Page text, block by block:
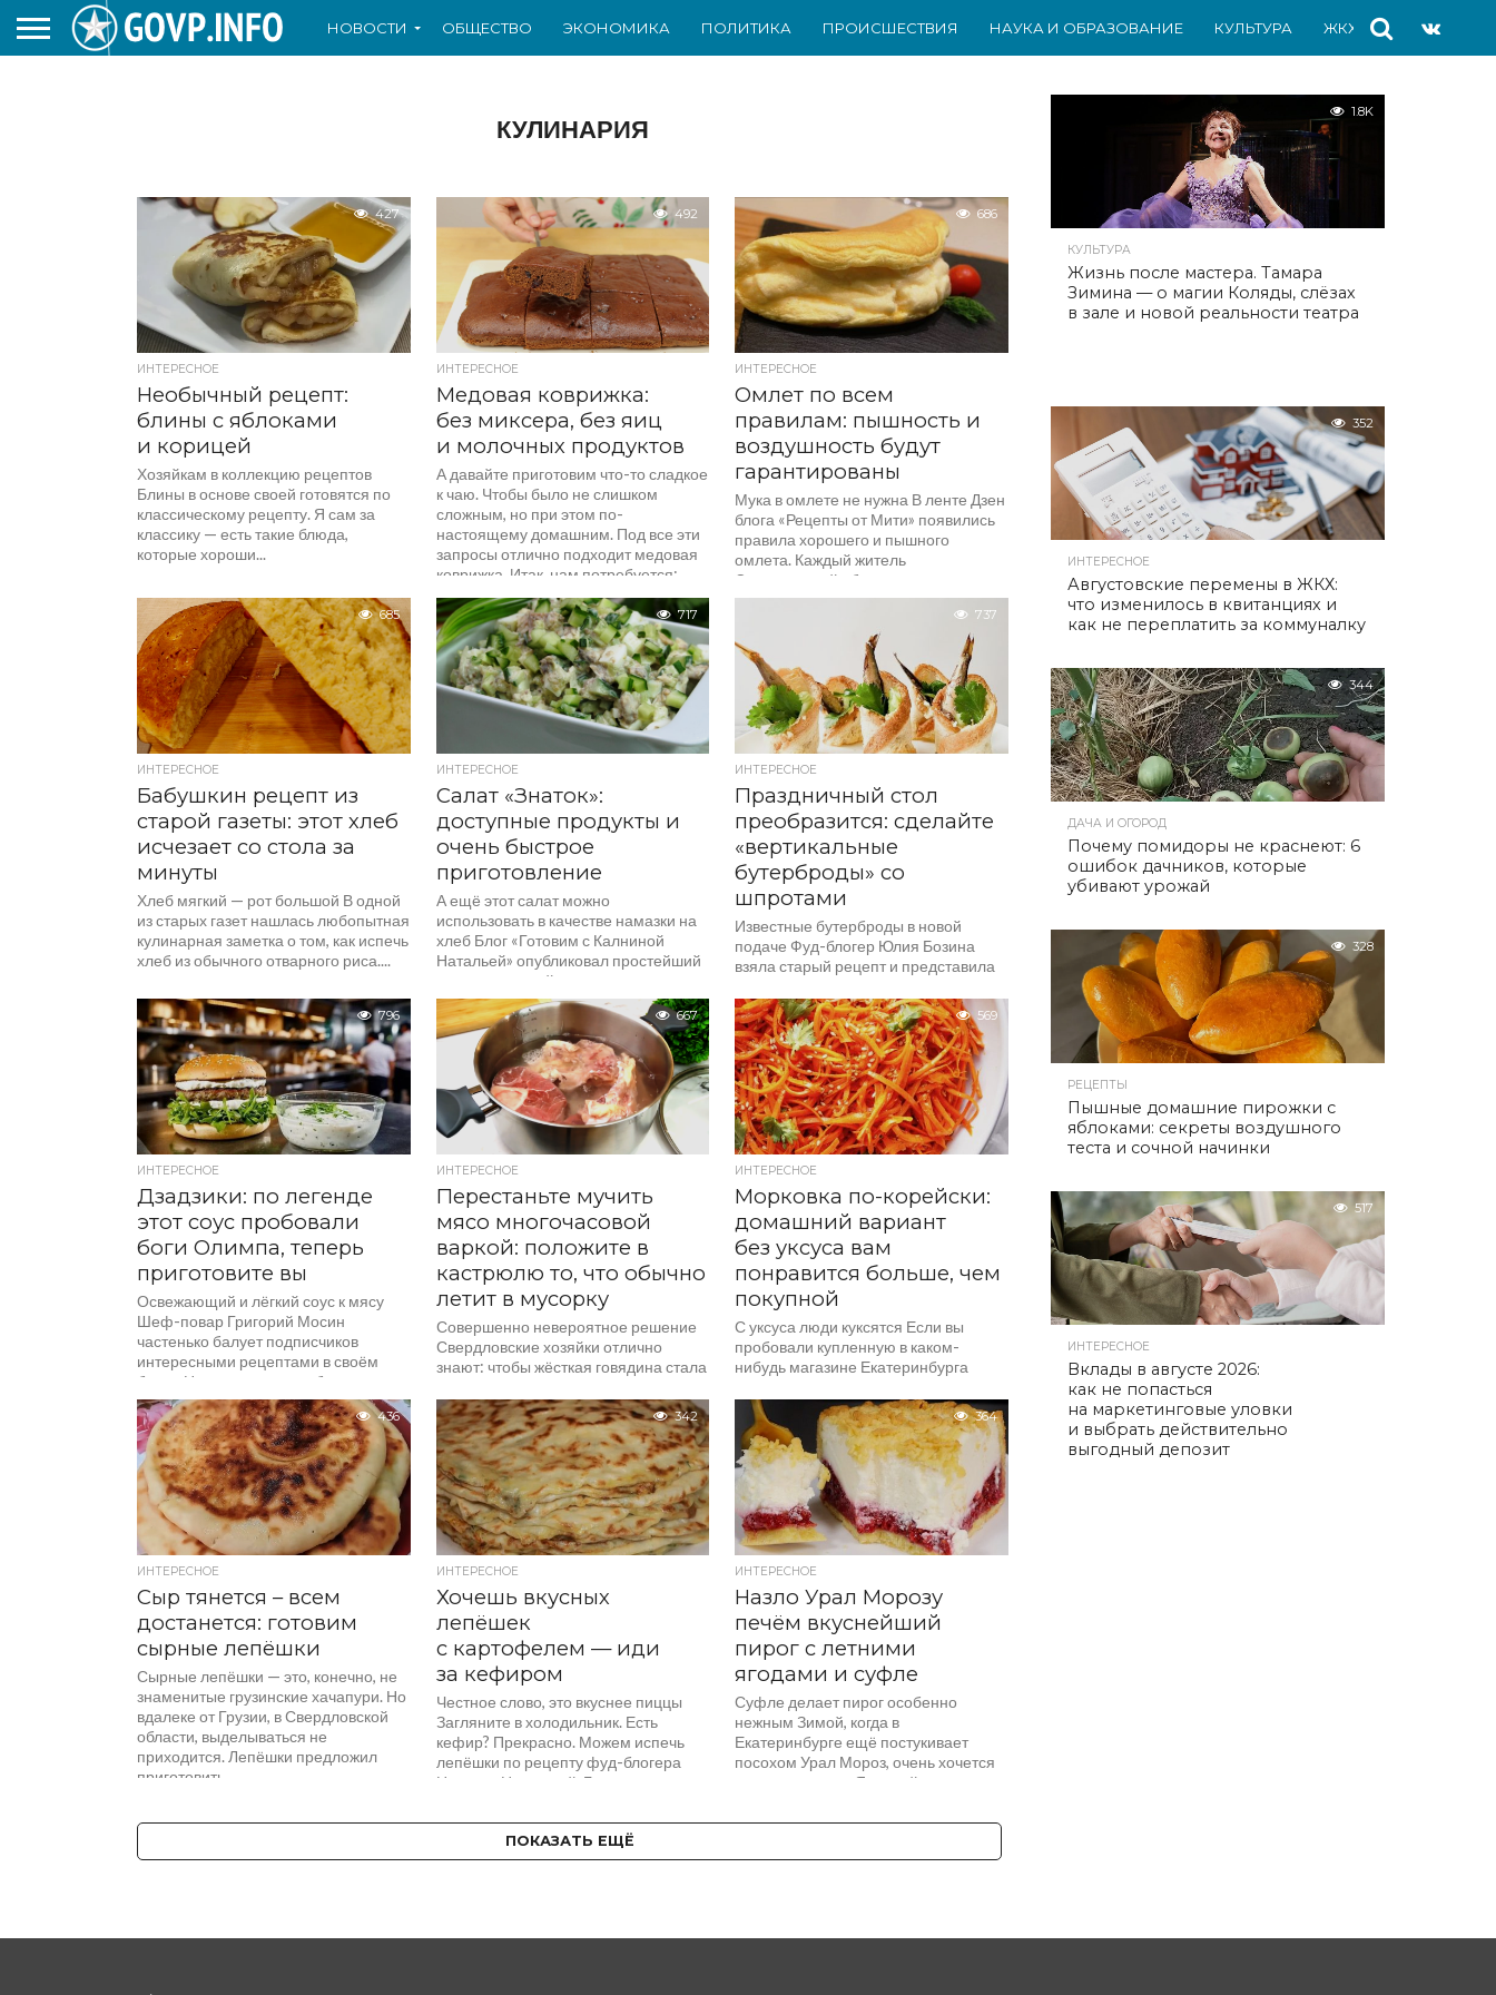
НОВОСТИ ОБЩЕСТВО ЭКОНОМИКА ПОЛИТИКА ПРОИСШЕСТВИЯ НАУКА И ОБРАЗОВАНИЕ КУЛЬТУРА ЖКХ СПОРТ
КУЛИНАРИЯ
427
ИНТЕРЕСНОЕ
Необычный рецепт:
блины с яблоками
и корицей
Хозяйкам в коллекцию рецептов
Блины в основе своей готовятся по
классическому рецепту. Я сам за
классику — есть такие блюда,
которые хороши...
492
ИНТЕРЕСНОЕ
Медовая коврижка:
без миксера, без яиц
и молочных продуктов
А давайте приготовим что-то сладкое
к чаю. Чтобы было не слишком
сложным, но при этом по-
настоящему домашним. Под все эти
запросы отлично подходит медовая
коврижка. Итак, нам потребуется:...
686
ИНТЕРЕСНОЕ
Омлет по всем
правилам: пышность и
воздушность будут
гарантированы
Мука в омлете не нужна В ленте Дзен
блога «Рецепты от Мити» появились
правила хорошего и пышного
омлета. Каждый житель
Свердловской области,...
685
ИНТЕРЕСНОЕ
Бабушкин рецепт из
старой газеты: этот хлеб
исчезает со стола за
минуты
Хлеб мягкий — рот большой В одной
из старых газет нашлась любопытная
кулинарная заметка о том, как испечь
хлеб из обычного отварного риса....
717
ИНТЕРЕСНОЕ
Салат «Знаток»:
доступные продукты и
очень быстрое
приготовление
А ещё этот салат можно
использовать в качестве намазки на
хлеб Блог «Готовим с Калниной
Натальей» опубликовал простейший
рецепт, который может сотворить
любая...
737
ИНТЕРЕСНОЕ
Праздничный стол
преобразится: сделайте
«вертикальные
бутерброды» со
шпротами
Известные бутерброды в новой
подаче Фуд-блогер Юлия Бозина
взяла старый рецепт и представила
по-новому. Вот, что значит
фантазия!...
796
ИНТЕРЕСНОЕ
Дзадзики: по легенде
этот соус пробовали
боги Олимпа, теперь
приготовите вы
Освежающий и лёгкий соус к мясу
Шеф-повар Григорий Мосин
частенько балует подписчиков
интересными рецептами в своём
блоге. На этот раз он опубликовал...
667
ИНТЕРЕСНОЕ
Перестаньте мучить
мясо многочасовой
варкой: положите в
кастрюлю то, что обычно
летит в мусорку
Совершенно невероятное решение
Свердловские хозяйки отлично
знают: чтобы жёсткая говядина стала
не меньше трёх часов. Однако...
569
ИНТЕРЕСНОЕ
Морковка по-корейски:
домашний вариант
без уксуса вам
понравится больше, чем
покупной
С уксуса люди куксятся Если вы
пробовали купленную в каком-
нибудь магазине Екатеринбурга
сделана дома, то согласитесь, они...
436
ИНТЕРЕСНОЕ
Сыр тянется – всем
достанется: готовим
сырные лепёшки
Сырные лепёшки — это, конечно, не
знаменитые грузинские хачапури. Но
вдалеке от Грузии, в Свердловской
области, выделываться не
приходится. Лепёшки предложил
приготовить...
342
ИНТЕРЕСНОЕ
Хочешь вкусных
лепёшек
с картофелем — иди
за кефиром
Честное слово, это вкуснее пиццы
Загляните в холодильник. Есть
кефир? Прекрасно. Можем испечь
лепёшки по рецепту фуд-блогера
Натальи Цветковой. Горячие
364
ИНТЕРЕСНОЕ
Назло Урал Морозу
печём вкуснейший
пирог с летними
ягодами и суфле
Суфле делает пирог особенно
нежным Зимой, когда в
Екатеринбурге ещё постукивает
посохом Урал Мороз, очень хочется
чего-то летнего. Ягодный пирог с
ПОКАЗАТЬ ЕЩЁ
1.8K
КУЛЬТУРА
Жизнь после мастера. Тамара
Зимина — о магии Коляды, слёзах
в зале и новой реальности театра
352
ИНТЕРЕСНОЕ
Августовские перемены в ЖКХ:
что изменилось в квитанциях и
как не переплатить за коммуналку
344
ДАЧА И ОГОРОД
Почему помидоры не краснеют: 6
ошибок дачников, которые
убивают урожай
328
РЕЦЕПТЫ
Пышные домашние пирожки с
яблоками: секреты воздушного
теста и сочной начинки
517
ИНТЕРЕСНОЕ
Вклады в августе 2026:
как не попасться
на маркетинговые уловки
и выбрать действительно
выгодный депозит